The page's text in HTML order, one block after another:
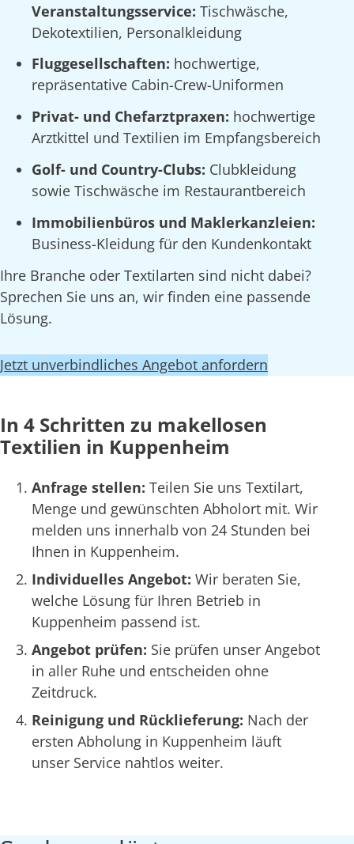
Veranstaltungsservice: Tischwäsche,
Dekotextilien, Personalkleidung
Fluggesellschaften: hochwertige,
repräsentative Cabin-Crew-Uniformen
Privat- und Chefarztpraxen: hochwertige
Arztkittel und Textilien im Empfangsbereich
Golf- und Country-Clubs: Clubkleidung
sowie Tischwäsche im Restaurantbereich
Immobilienbüros und Maklerkanzleien:
Business-Kleidung für den Kundenkontakt
Ihre Branche oder Textilarten sind nicht dabei?
Sprechen Sie uns an, wir finden eine passende
Lösung.
Jetzt unverbindliches Angebot anfordern
In 4 Schritten zu makellosen
Textilien in Kuppenheim
Anfrage stellen: Teilen Sie uns Textilart,
Menge und gewünschten Abholort mit. Wir
melden uns innerhalb von 24 Stunden bei
Ihnen in Kuppenheim.
Individuelles Angebot: Wir beraten Sie,
welche Lösung für Ihren Betrieb in
Kuppenheim passend ist.
Angebot prüfen: Sie prüfen unser Angebot
in aller Ruhe und entscheiden ohne
Zeitdruck.
Reinigung und Rücklieferung: Nach der
ersten Abholung in Kuppenheim läuft
unser Service nahtlos weiter.